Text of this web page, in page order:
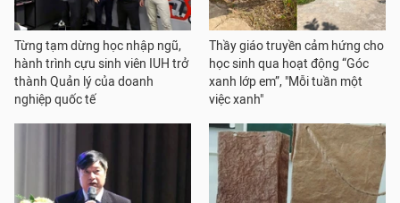
Từng tạm dừng học nhập ngũ,
hành trình cựu sinh viên IUH trở
thành Quản lý của doanh
nghiệp quốc tế
Thầy giáo truyền cảm hứng cho
học sinh qua hoạt động “Góc
xanh lớp em”, "Mỗi tuần một
việc xanh"